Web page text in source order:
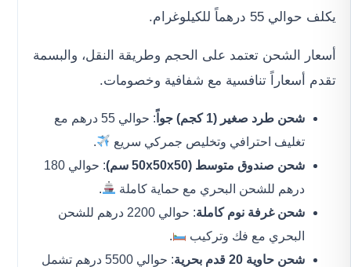
يكلف حوالي 55 درهماً للكيلوغرام.
أسعار الشحن تعتمد على الحجم وطريقة النقل، والبسمة
تقدم أسعاراً تنافسية مع شفافية وخصومات.
شحن طرد صغير (1 كجم) جواً
: حوالي 55 درهم مع
تغليف احترافي وتخليص جمركي سريع
.
شحن صندوق متوسط (50x50x50 سم)
: حوالي 180
درهم للشحن البحري مع حماية كاملة
.
شحن غرفة نوم كاملة
: حوالي 2200 درهم للشحن
البحري مع فك وتركيب
.
شحن حاوية 20 قدم بحرية
: حوالي 5500 درهم تشمل